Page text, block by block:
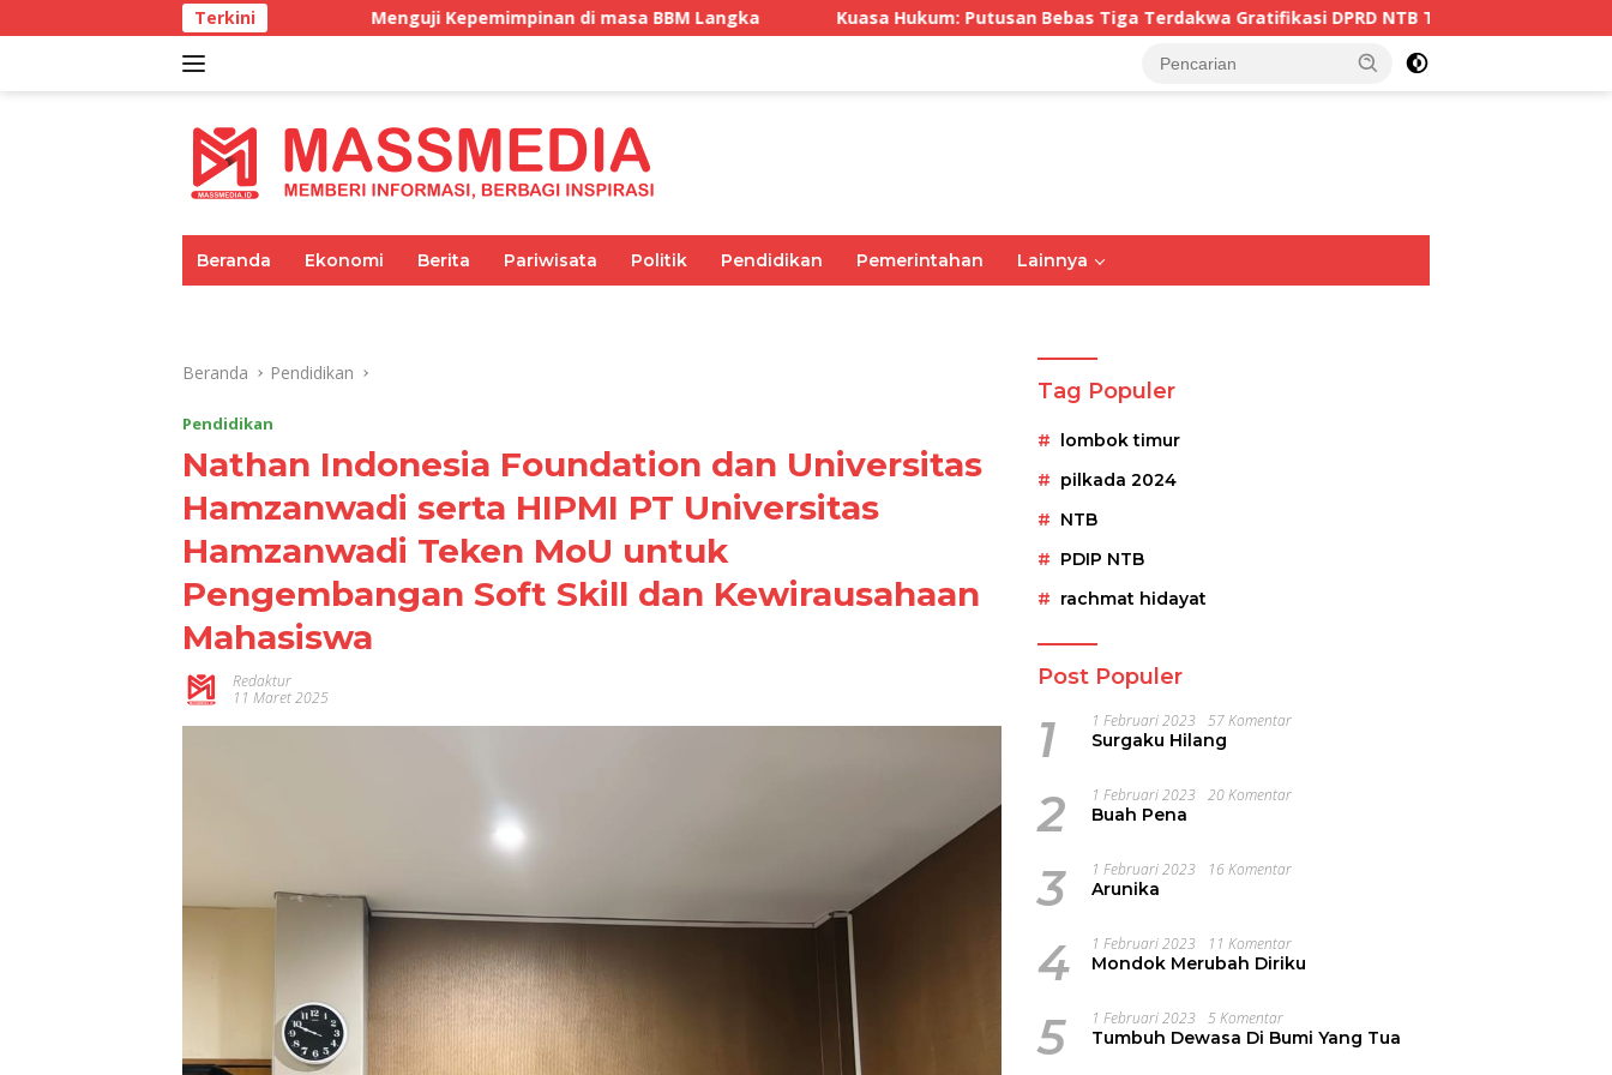
ke
Terkini
Menguji Kepemimpinan di masa BBM Langka Kuasa Hukum: Putusan Bebas Tiga Terdakwa Gratifikasi DPRD NTB Tegaskan Keadilan Berdasarkan Fakta
Beranda Ekonomi Berita Pariwisata Politik Pendidikan Pemerintahan Lainnya
Beranda Pendidikan
Pendidikan
Nathan Indonesia Foundation dan Universitas
Hamzanwadi serta HIPMI PT Universitas
Hamzanwadi Teken MoU untuk
Pengembangan Soft Skill dan Kewirausahaan
Mahasiswa
Redaktur
11 Maret 2025
Tag Populer
lombok timur
pilkada 2024
NTB
PDIP NTB
rachmat hidayat
Post Populer
1 1 Februari 2023 57 Komentar
Surgaku Hilang
2 1 Februari 2023 20 Komentar
Buah Pena
3 1 Februari 2023 16 Komentar
Arunika
4 1 Februari 2023 11 Komentar
Mondok Merubah Diriku
5 1 Februari 2023 5 Komentar
Tumbuh Dewasa Di Bumi Yang Tua